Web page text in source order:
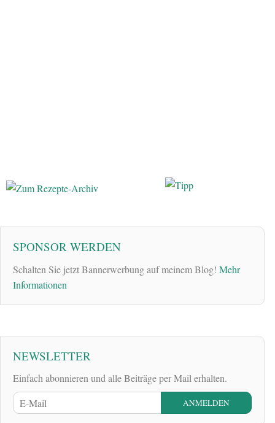
SPONSOR WERDEN
Schalten Sie jetzt Bannerwerbung auf meinem Blog! Mehr
Informationen
NEWSLETTER
Einfach abonnieren und alle Beiträge per Mail erhalten.